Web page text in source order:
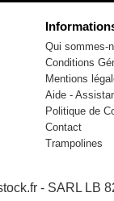
Qui sommes-
Conditions
Mentions
Aide -
Politique de
Contact
Trampolines
- SARL LB